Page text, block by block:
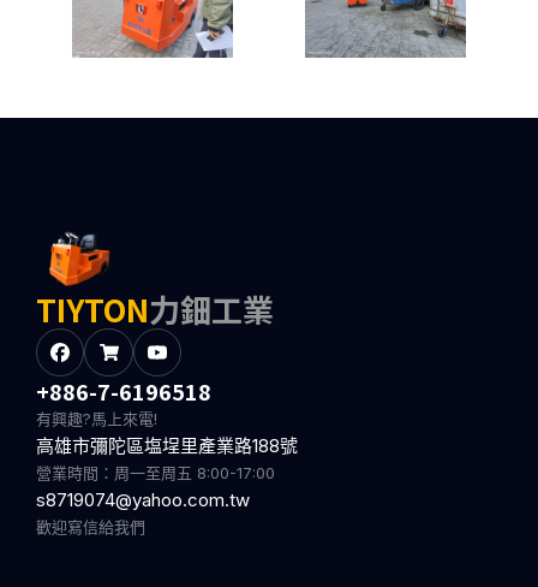
TIYTON力鈿工業
+886-7-6196518
有興趣?馬上來電!
高雄市彌陀區塩埕里產業路188號
營業時間：周一至周五 8:00-17:00
s8719074@yahoo.com.tw
歡迎寫信給我們